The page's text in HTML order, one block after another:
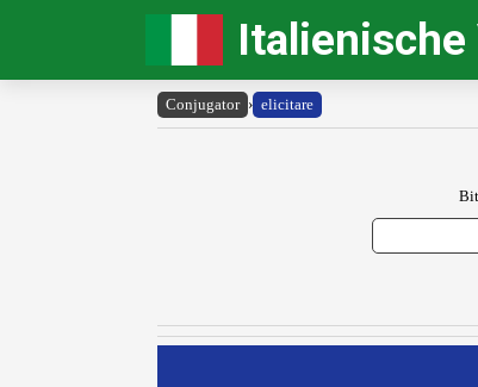
Italienische
Conjugator › elicitare